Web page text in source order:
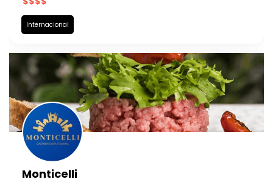
Internacional
Monticelli